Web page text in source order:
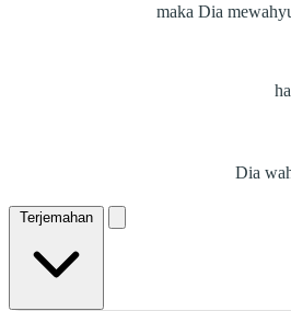
maka Dia
Dia
Terjemahan